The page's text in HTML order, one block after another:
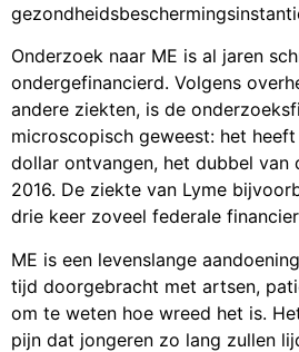
Onderzoek naar ME is al jaren
ondergefinancierd. Volgens
andere ziekten, is de
microscopisch geweest: het
dollar ontvangen, het dubbel van
2016. De ziekte van Lyme
drie keer zoveel federale
ME is een levenslange
tijd doorgebracht met artsen,
om te weten hoe wreed het is.
pijn dat jongeren zo lang zullen